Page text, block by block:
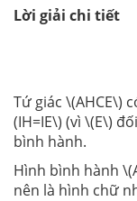
Lời giải chi tiết
Tứ giác \(AHCE\)
(IH=IE\) (vì \(E\)
bình hành.
Hình bình hành
nên là hình chữ